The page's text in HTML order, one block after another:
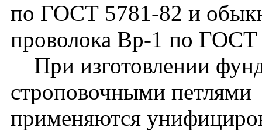
по ГОСТ 5781-82 и
проволока Вр-1 по ГОСТ
При изготовлении
строповочными петлями
применяются